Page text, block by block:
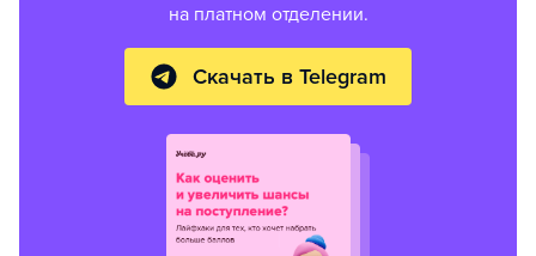
на платном отделении.
Скачать в Telegram